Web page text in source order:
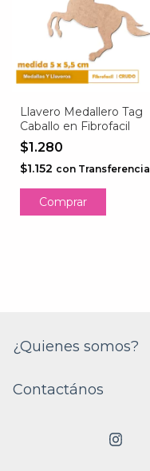
Llavero Medallero Tag
Caballo en Fibrofacil
$1.280
$1.152 con Transferencia
Comprar
¿Quienes somos?
Contactános